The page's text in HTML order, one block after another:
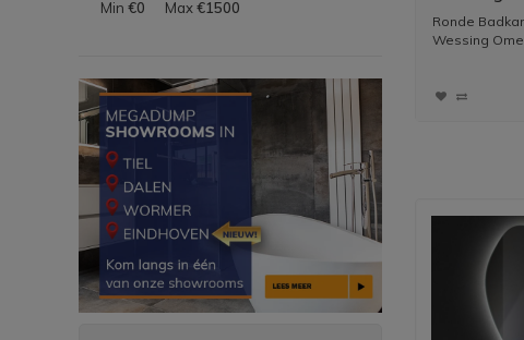
Min €0 Max€1500
Verlichting
Ronde
Wessing